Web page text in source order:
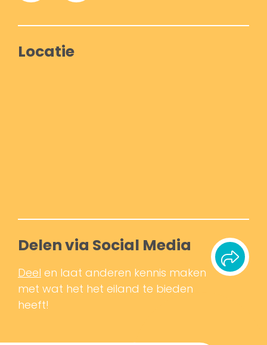
Locatie
Delen via Social Media
Deel en laat anderen kennis maken
met wat het het eiland te bieden
heeft!